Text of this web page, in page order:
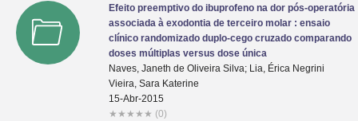
Efeito preemptivo do ibuprofeno na dor pós-operatória
associada à exodontia de terceiro molar : ensaio
clínico randomizado duplo-cego cruzado comparando
doses múltiplas versus dose única
Naves, Janeth de Oliveira Silva; Lia, Érica Negrini
Vieira, Sara Katerine
15-Abr-2015
★ ★ ★ ★ ★ (0)